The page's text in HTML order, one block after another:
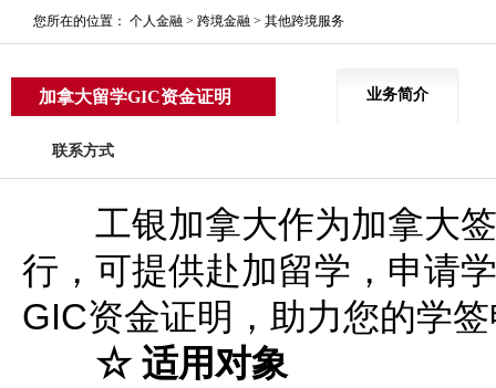
您所在的位置： 个人金融 > 跨境金融 > 其他跨境服务
加拿大留学GIC资金证明 业务简介
联系方式
工银加拿大作为加拿大签
行，可提供赴加留学，申请
GIC资金证明，助力您的学
☆ 适用对象